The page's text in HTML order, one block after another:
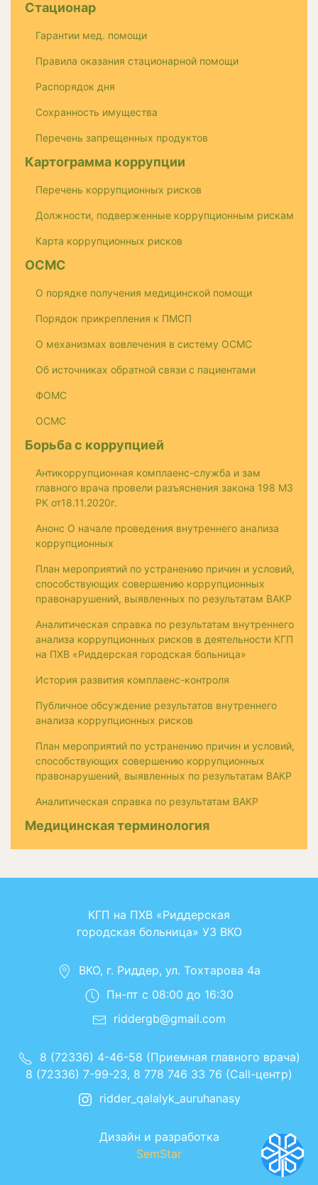
Стационар
Гарантии мед. помощи
Правила оказания стационарной помощи
Распорядок дня
Сохранность имущества
Перечень запрещенных продуктов
Картограмма коррупции
Перечень коррупционных рисков
Должности, подверженные коррупционным рискам
Карта коррупционных рисков
ОСМС
О порядке получения медицинской помощи
Порядок прикрепления к ПМСП
О механизмах вовлечения в систему ОСМС
Об источниках обратной связи с пациентами
ФОМС
ОСМС
Борьба с коррупцией
Антикоррупционная комплаенс-служба и зам
главного врача провели разъяснения закона 198 МЗ
РК от18.11.2020г.
Анонс О начале проведения внутреннего анализа
коррупционных
План мероприятий по устранению причин и условий,
способствующих совершению коррупционных
правонарушений, выявленных по результатам ВАКР
Аналитическая справка по результатам внутреннего
анализа коррупционных рисков в деятельности КГП
на ПХВ «Риддерская городская больница»
История развития комплаенс-контроля
Публичное обсуждение результатов внутреннего
анализа коррупционных рисков
План мероприятий по устранению причин и условий,
способствующих совершению коррупционных
правонарушений, выявленных по результатам ВАКР
Аналитическая справка по результатам ВАКР
Медицинская терминология
КГП на ПХВ «Риддерская
городская больница» УЗ ВКО
ВКО, г. Риддер, ул. Тохтарова 4а
Пн-пт с 08:00 до 16:30
riddergb@gmail.com
8 (72336) 4-46-58 (Приемная главного врача)
8 (72336) 7-99-23, 8 778 746 33 76 (Call-центр)
ridder_qalalyk_auruhanasy
Дизайн и разработка
SemStar